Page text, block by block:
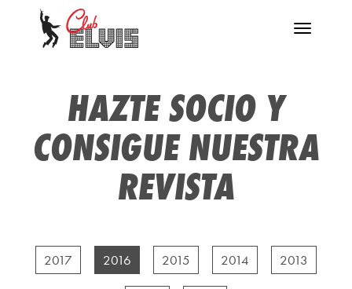
Menú
HAZTE SOCIO Y
CONSIGUE NUESTRA
REVISTA
2017 2016 2015 2014 2013